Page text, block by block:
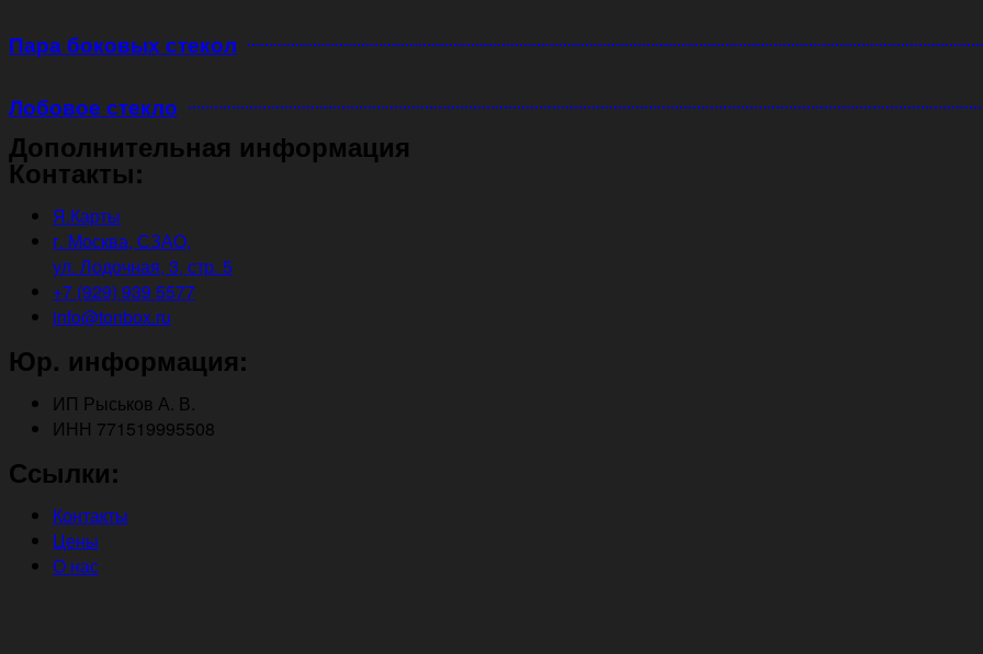
Пара боковых стекол
Лобовое стекло
Дополнительная информация
Контакты:
Я.Карты
г. Москва, СЗАО,
ул. Лодочная, 3, стр. 5
+7 (929) 939 5577
info@tonbox.ru
Юр. информация:
ИП Рыськов А. В.
ИНН 771519995508
Ссылки:
Контакты
Цены
О нас